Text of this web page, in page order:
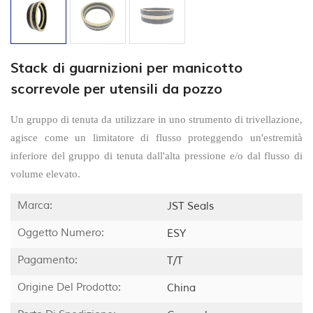
Stack di guarnizioni per manicotto
scorrevole per utensili da pozzo
Un gruppo di tenuta da utilizzare in uno strumento di trivellazione,
agisce come un limitatore di flusso proteggendo un'estremità
inferiore del gruppo di tenuta dall'alta pressione e/o dal flusso di
volume elevato.
Marca:
JST Seals
Oggetto Numero:
ESY
Pagamento:
T/T
Origine Del Prodotto:
China